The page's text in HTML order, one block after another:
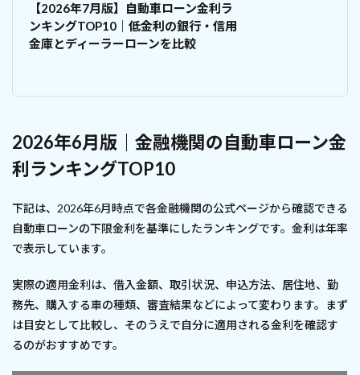
【2026年7月版】自動車ローン金利ラ
ンキングTOP10｜低金利の銀行・信用
金庫とディーラーローンを比較
2026年6月版｜金融機関の自動車ローン金
利ランキングTOP10
下記は、2026年6月時点で各金融機関の公式ページから確認できる
自動車ローンの下限金利を基準にしたランキングです。金利は年率
で表示しています。
実際の適用金利は、借入金額、取引状況、申込方法、居住地、勤
務先、購入する車の種類、審査結果などによって変わります。まず
は目安として比較し、そのうえで自分に適用される金利を確認す
るのがおすすめです。